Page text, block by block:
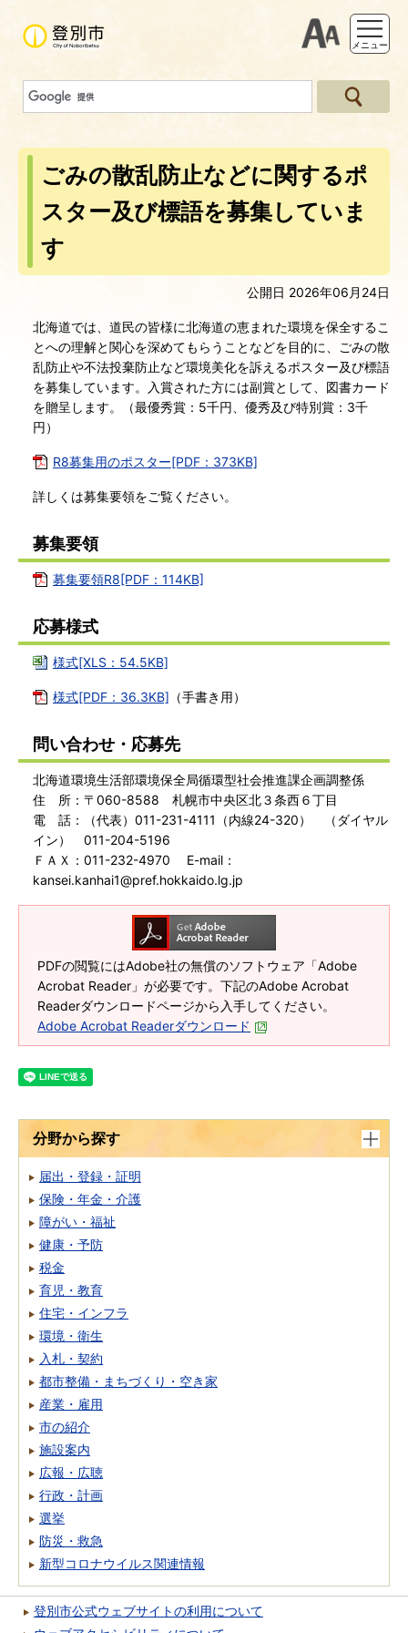
支援ツー
メニュー
ごみの散乱防止などに関するポ
スター及び標語を募集していま
す
公開日 2026年06月24日
北海道では、道民の皆様に北海道の恵まれた環境を保全するこ
とへの理解と関心を深めてもらうことなどを目的に、ごみの散
乱防止や不法投棄防止など環境美化を訴えるポスター及び標語
を募集しています。入賞された方には副賞として、図書カード
を贈呈します。（最優秀賞：5千円、優秀及び特別賞：3千
円）
R8募集用のポスター[PDF：373KB]
詳しくは募集要領をご覧ください。
募集要領
募集要領R8[PDF：114KB]
応募様式
様式[XLS：54.5KB]
様式[PDF：36.3KB] （手書き用）
問い合わせ・応募先
北海道環境生活部環境保全局循環型社会推進課企画調整係
住 所：〒060-8588 札幌市中央区北３条西６丁目
電 話：（代表）011-231-4111（内線24-320） （ダイヤル
イン） 011-204-5196
ＦＡＸ：011-232-4970 E-mail：
kansei.kanhai1@pref.hokkaido.lg.jp
PDFの閲覧にはAdobe社の無償のソフトウェア「Adobe
Acrobat Reader」が必要です。下記のAdobe Acrobat
Readerダウンロードページから入手してください。
Adobe Acrobat Readerダウンロード
分野から探す
届出・登録・証明
保険・年金・介護
障がい・福祉
健康・予防
税金
育児・教育
住宅・インフラ
環境・衛生
入札・契約
都市整備・まちづくり・空き家
産業・雇用
市の紹介
施設案内
広報・広聴
行政・計画
選挙
防災・救急
新型コロナウイルス関連情報
登別市公式ウェブサイトの利用について